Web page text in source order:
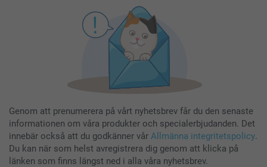
Genom att prenumerera på vårt nyhetsbrev får du den senaste
informationen om våra produkter och specialerbjudanden. Det
innebär också att du godkänner vår Allmänna integritetspolicy.
Du kan när som helst avregistrera dig genom att klicka på
länken som finns längst ned i alla våra nyhetsbrev.